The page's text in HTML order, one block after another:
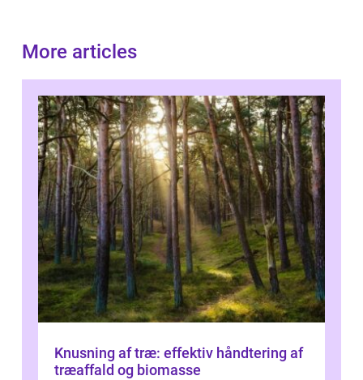
More articles
Knusning af træ: effektiv håndtering af
træaffald og biomasse